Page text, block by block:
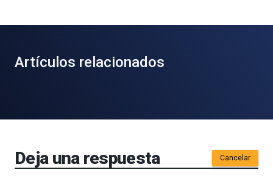
Artículos relacionados
Deja una respuesta Cancelar